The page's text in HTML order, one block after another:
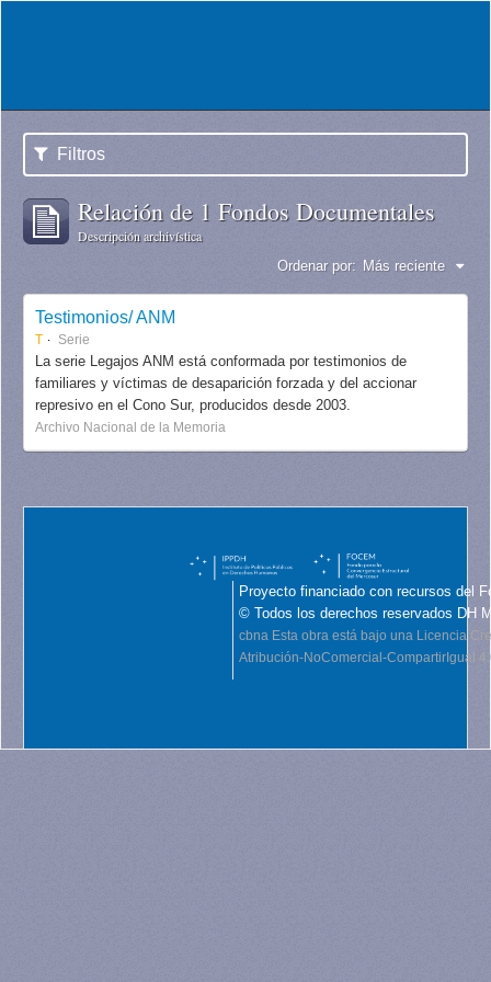
Filtros
Relación de 1 Fondos Documentales
Descripción archivística
Ordenar por: Más reciente
Testimonios/ ANM
T Serie
La serie Legajos ANM está conformada por testimonios de
familiares y víctimas de desaparición forzada y del accionar
represivo en el Cono Sur, producidos desde 2003.
Archivo Nacional de la Memoria
Proyecto financiado con recursos del
© Todos los derechos reservados DH
cbna Esta obra está bajo una Licencia
Atribución-NoComercial-CompartirIgual